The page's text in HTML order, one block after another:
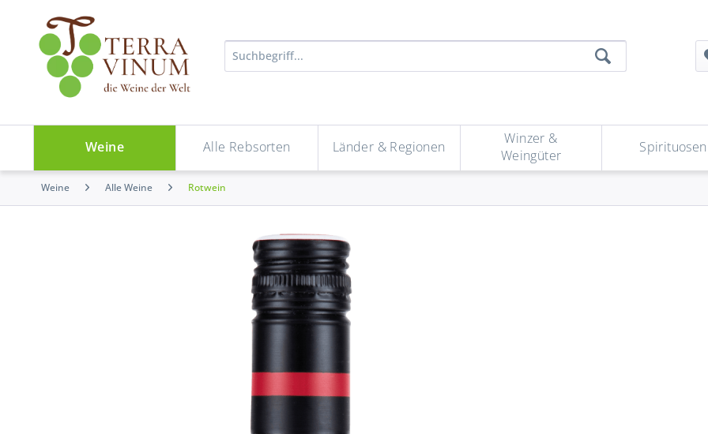
Weine Alle Rebsorten Länder & Regionen
Winzer &
Weingüter
Spirituosen
Weine Alle Weine Rotwein